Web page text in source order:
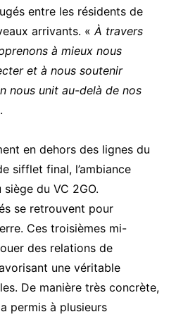
entre les résidents de
arrivants. «À travers
à mieux nous
et à nous soutenir
nous unit au-delà de nos
en dehors des lignes du
sifflet final, l’ambiance
du VC 2GO.
se retrouvent pour
Ces troisièmes mi-
des relations de
une véritable
De manière très concrète,
permis à plusieurs